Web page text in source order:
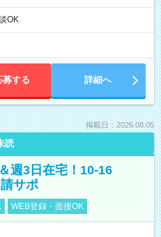
OK
募する 詳細へ
掲載日：2026.08.05
読
週3日在宅！10-16
サポ
WEB登録・面接OK